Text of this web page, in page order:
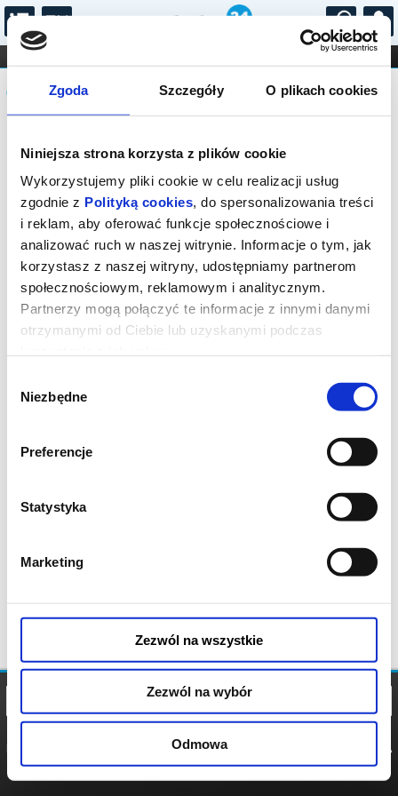
Zgoda Szczegóły O plikach cookies
Niniejsza strona korzysta z plików cookie
Wykorzystujemy pliki cookie w celu realizacji usług
zgodnie z Polityką cookies, do spersonalizowania treści
i reklam, aby oferować funkcje społecznościowe i
analizować ruch w naszej witrynie. Informacje o tym, jak
korzystasz z naszej witryny, udostępniamy partnerom
społecznościowym, reklamowym i analitycznym.
Partnerzy mogą połączyć te informacje z innymi danymi
otrzymanymi od Ciebie lub uzyskanymi podczas
zgody
Niezbędne
Preferencje
Statystyka
Marketing
Zezwól na wszystkie
Zezwól na wybór
Odmowa
...
FILHARMONIA OPERA I BALET
STAND-UP
DLA DZIECI
Komunikat
Sprzedaż biletów online została
zakończona. Zapytaj o dostępność
biletów w kasie.
POLITYKA
POLITYKA